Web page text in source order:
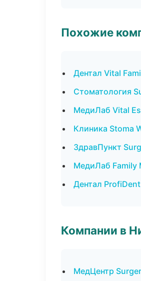
Похожие
Дентал Vital
Стоматология
МедиЛаб Vital
Клиника Stoma
ЗдравПункт
МедиЛаб Family
Дентал
Компании в
МедЦентр